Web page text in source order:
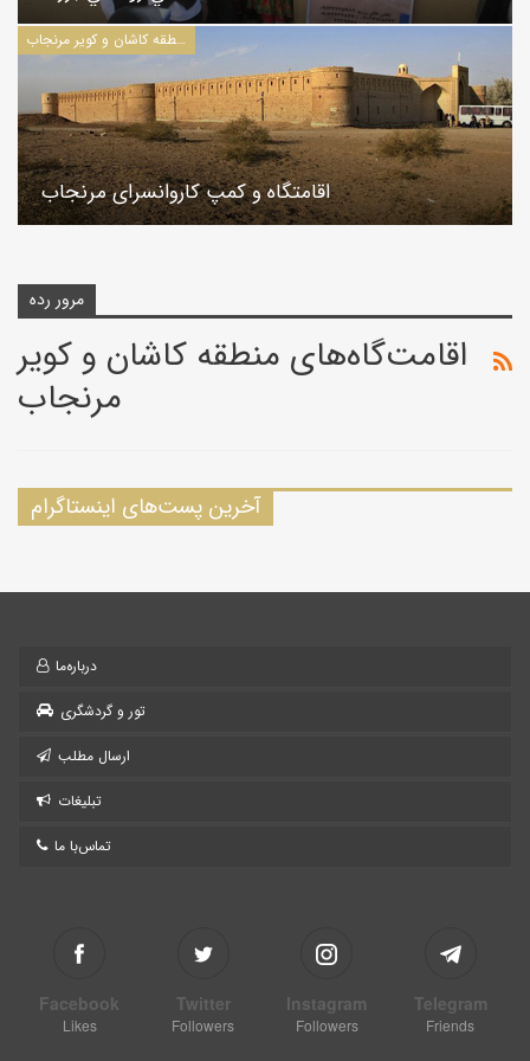
اقامت‌گاه‌های منطقه کاشان و کویر مرنجاب
اقامتگاه و کمپ کاروانسرای مرنجاب
مرور رده
اقامت‌گاه‌های منطقه کاشان و کویر
مرنجاب
آخرین پست‌های اینستاگرام
درباره‌ما
تور و گردشگری
ارسال مطلب
تبلیغات
تماس‌با ما
Facebook
Likes
Twitter
Followers
Instagram
Followers
Telegram
Friends